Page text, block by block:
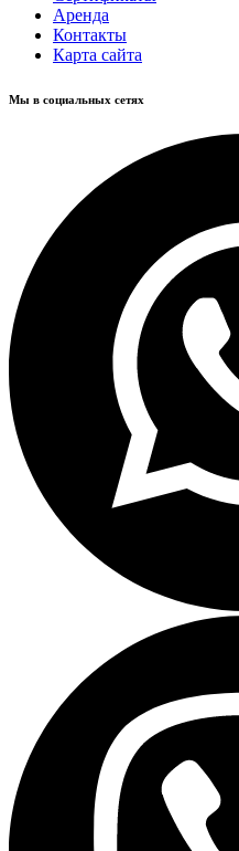
Аренда
Контакты
Карта сайта
Мы в социальных сетях